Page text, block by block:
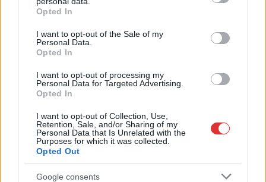
grant or deny consent to Google and its third-party tags to
use your data for below specified purposes in below Google
consent section.
Opted In
I want to opt-out of the Sale of my
Personal Data.
Opted In
I want to opt-out of processing my
Personal Data for Targeted Advertising.
Opted In
I want to opt-out of Collection, Use,
Retention, Sale, and/or Sharing of my
Personal Data that Is Unrelated with the
Purposes for which it was collected.
Opted Out
Google consents
Adja meg keresztnevét:
Adja
meg e-mail címét:
Megismertem és elfogadom aGDPR-szabályzatot